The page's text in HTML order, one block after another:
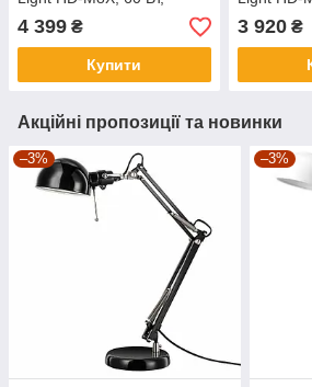
чорна
4 399 ₴
Купити
чорна
3 920₴
Акційні пропозиції та новинки
–3% –3%